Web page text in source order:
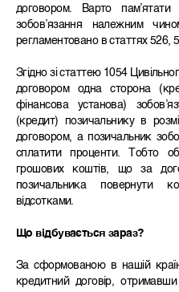
договором. Варто пам’ятати
зобов’язання належним
регламентовано в статтях 526,
Згідно зі статтею 1054
договором одна сторона
фінансова установа)
(кредит) позичальнику в
договором, а позичальник
сплатити проценти. Тобто
грошових коштів, що за
позичальника повернути
відсотками.
Що відбувається зараз?
За сформованою в нашій
кредитний договір,